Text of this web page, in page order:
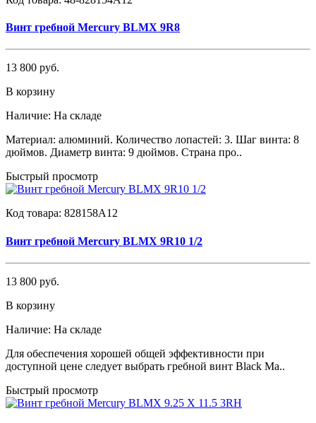
Винт гребной Mercury BLMX 9R8
13 800 руб.
В корзину
Наличие: На складе
Материал: алюминий. Количество лопастей: 3. Шаг винта: 8
дюймов. Диаметр винта: 9 дюймов. Страна про..
Быстрый просмотр
Код товара: 828158A12
Винт гребной Mercury BLMX 9R10 1/2
13 800 руб.
В корзину
Наличие: На складе
Для обеспечения хорошей общей эффективности при
доступной цене следует выбрать гребной винт Black Ma..
Быстрый просмотр